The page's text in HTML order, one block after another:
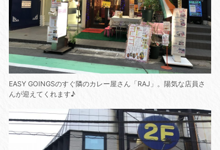
EASY GOINGSのすぐ隣のカレー屋さん「RAJ」。陽気な店員さ
んが迎えてくれます♪